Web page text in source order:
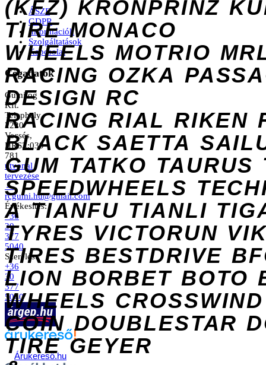
(KFZ) KRONPRINZ
TIRE MONACO
WHEELS MOTRIO
RACING OZKA
DESIGN RC
RACING RIAL RIKEN
BLACK SAETTA
GUM TATKO TAURUS
SPEEDWHEELS
A TIANFU TIANLI
TYRES VICTORUN
TIRES BESTDRIVE
LION BORBET BOTO
WHEELS CROSSWIND
COIN DOUBLESTAR
TIRE GEYER
ÁSZF
GDPR
Információk
Szolgáltatások
Kapcsolat
Cégadatok
Gumilog
Kft.
Telephely
2220
Vecsés,
HRSZ:039
781
útvonal
tervezése
→
rcgumi.hu@gmail.com
Értékesítés:
+36
30
377
5040
Szerelés:
+36
30
377
5040
Árukereső.hu